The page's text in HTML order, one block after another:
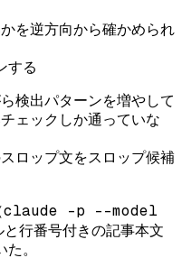
を逆方向から確かめられ
する
検出パターンを増やして
ェックしか通っていな
ロップ文をスロップ候補
claude -p --model
行番号付きの記事本文
。